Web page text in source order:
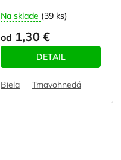
Na sklade (39 ks)
od 1,30 €
DETAIL
Biela Tmavohnedá